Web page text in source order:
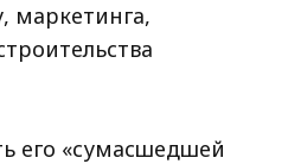
маркетинга,
его «сумасшедшей